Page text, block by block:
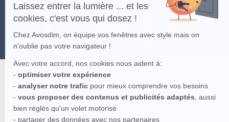
Laissez entrer la lumière ... et les
cookies, c'est vous qui dosez !
Chez Avosdim, on équipe vos fenêtres avec style mais on
n'oublie pas votre navigateur !
Avec votre accord, nos cookies nous aident à:
- optimiser votre expérience
- analyser notre trafic pour mieux comprendre vos besoins
- vous proposer des contenus et publicités adaptés , aussi
bien réglés qu'un volet motorisé
- partager des données avec nos partenaires